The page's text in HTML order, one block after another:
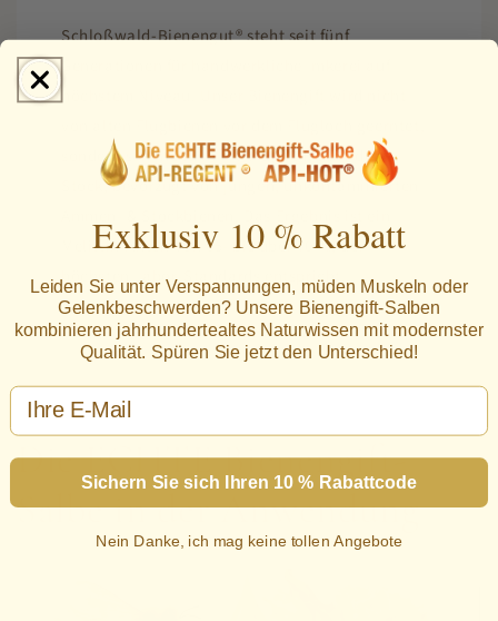
Schloßwald-Bienengut® steht seit fünf
höchstem Niveau. Unser Bienengift wird nicht
sondern schonend in Glaskuppeln über dem
Stock, bevorzugt von jungen, unkontaminierten
Ammen- & Stockbienen. Das Ergebnis ist ein
Melittin-Anteil von 65- bis über 70 %, der
höchsten Labor-Standards entspricht.
Die ECHTE Bienengift-
Salbe in der Anwendung
Exklusiv 10 % Rabatt
Leiden Sie unter Verspannungen, müden Muskeln oder
Gelenkbeschwerden? Unsere Bienengift-Salben
kombinieren jahrhundertealtes Naturwissen mit modernster
Qualität. Spüren Sie jetzt den Unterschied!
Email
Sichern Sie sich Ihren 10 % Rabattcode
Nein Danke, ich mag keine tollen Angebote